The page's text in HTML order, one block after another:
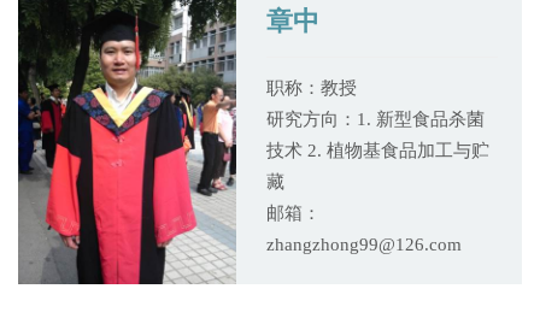
章中
职称：教授
研究方向：1. 新型食品杀菌
技术 2. 植物基食品加工与贮
藏
邮箱：
zhangzhong99@126.com